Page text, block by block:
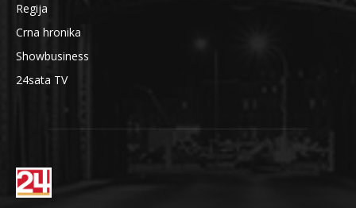
Regija
Crna hronika
Showbusiness
24sata TV